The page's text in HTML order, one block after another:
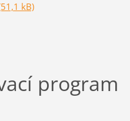
kB)
program